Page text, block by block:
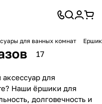
для ванных комнат
17
для
Наши ёршики для
долговечность и